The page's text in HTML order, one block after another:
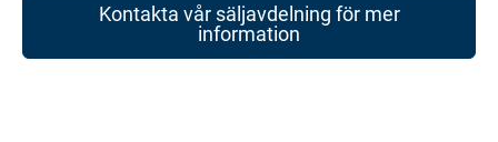
Kontakta vår säljavdelning för mer
information